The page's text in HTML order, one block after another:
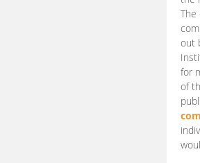
The
out
for
of